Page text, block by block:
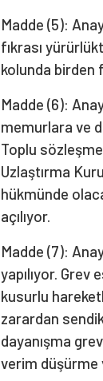
Madde (5):
fıkrası
kolunda birden
Madde (6):
memurlara ve
Toplu sözleşme
Uzlaştırma
hükmünde
açılıyor.
Madde (7):
yapılıyor. Grev
kusurlu
zarardan
dayanışma
verim düşürme